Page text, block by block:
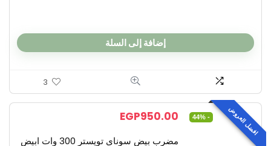
إضافة إلى السلة
3
افضل العروض - 44%
EGP950.00
مضرب بيض سوناى تويستر 300 وات ابيض